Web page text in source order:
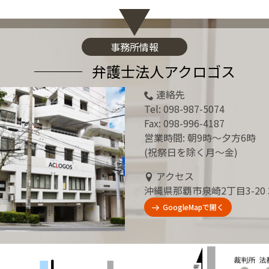
事務所情報
弁護士法人アクロゴス
連絡先
Tel:098-987-5074
Fax: 098-996-4187
営業時間: 朝9時～夕方6時
(祝祭日を除く月～金)
アクセス
沖縄県那覇市泉崎2丁目3-20
GoogleMapで開く